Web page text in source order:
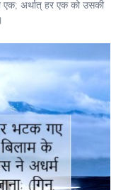
अर्थात् हर एक को उसकी